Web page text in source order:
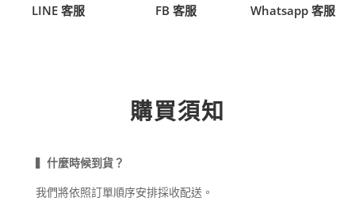
LINE 客服 FB 客服 Whatsapp 客服
購買須知
▍ 什麼時候到貨？
我們將依照訂單順序安排採收配送。